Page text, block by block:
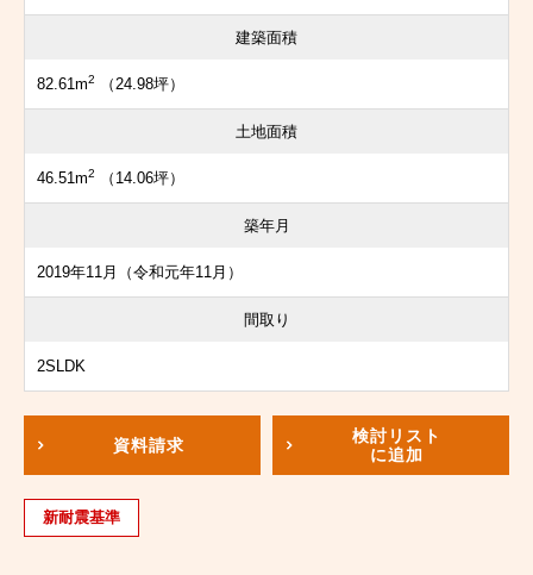
建築面積
82.61m2 （24.98坪）
土地面積
46.51m2 （14.06坪）
築年月
2019年11月（令和元年11月）
間取り
2SLDK
資料請求
検討リスト
に追加
新耐震基準